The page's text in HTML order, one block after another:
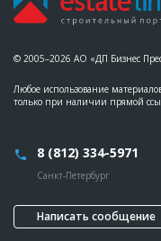
© 2005–2026 АО «ДП Бизнес
Любое использование
только при наличии прямой
8 (812) 334-5971
Санкт-Петербург
Написать сообщение